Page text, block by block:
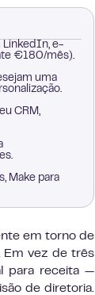
LinkedIn, e-
€180/mês).
uma
CRM,
Make para
em torno de
Em vez de três
para receita —
de diretoria.